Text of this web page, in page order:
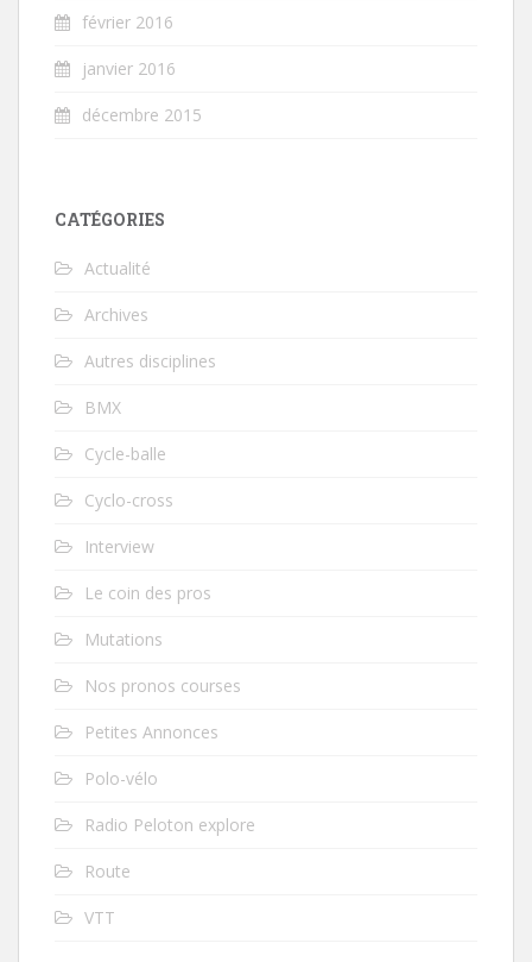
février 2016
janvier 2016
décembre 2015
CATÉGORIES
Actualité
Archives
Autres disciplines
BMX
Cycle-balle
Cyclo-cross
Interview
Le coin des pros
Mutations
Nos pronos courses
Petites Annonces
Polo-vélo
Radio Peloton explore
Route
VTT